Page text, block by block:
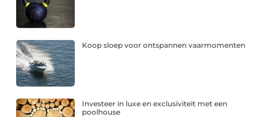
Koop sloep voor ontspannen vaarmomenten
Investeer in luxe en exclusiviteit met een
poolhouse